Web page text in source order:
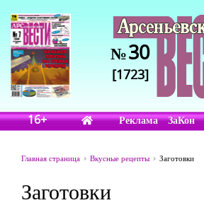
№30
[1723]
16+ Реклама ЗаКон
Главная страница Вкусные рецепты Заготовки
Заготовки